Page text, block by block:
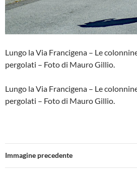
Lungo la Via Francigena – Le
pergolati – Foto di Mauro Gillio.
Lungo la Via Francigena – Le
pergolati – Foto di Mauro Gillio.
Immagine precedente